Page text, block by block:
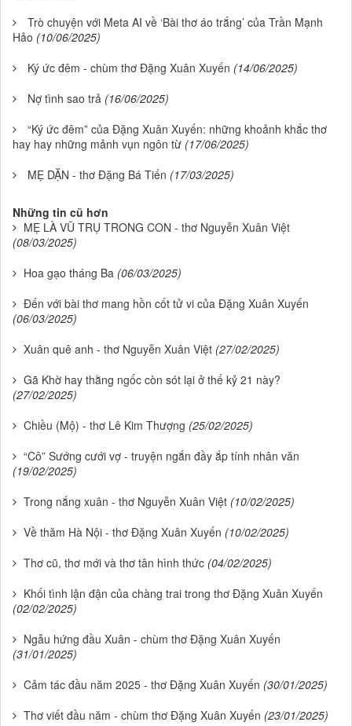
Trò chuyện với Meta AI về ‘Bài thơ áo trắng’ của Trần Mạnh
Hảo (10/06/2025)
Ký ức đêm - chùm thơ Đặng Xuân Xuyến (14/06/2025)
Nợ tình sao trả (16/06/2025)
“Ký ức đêm” của Đặng Xuân Xuyến: những khoảnh khắc thơ
hay hay những mảnh vụn ngôn từ (17/06/2025)
MẸ DẶN - thơ Đặng Bá Tiến (17/03/2025)
Những tin cũ hơn
MẸ LÀ VŨ TRỤ TRONG CON - thơ Nguyễn Xuân Việt
(08/03/2025)
Hoa gạo tháng Ba (06/03/2025)
Đến với bài thơ mang hồn cốt tử vi của Đặng Xuân Xuyến
(06/03/2025)
Xuân quê anh - thơ Nguyễn Xuân Việt (27/02/2025)
Gã Khờ hay thằng ngốc còn sót lại ở thế kỷ 21 này?
(27/02/2025)
Chiều (Mộ) - thơ Lê Kim Thượng (25/02/2025)
“Cô” Sướng cưới vợ - truyện ngắn đầy ắp tính nhân văn
(19/02/2025)
Trong nắng xuân - thơ Nguyễn Xuân Việt (10/02/2025)
Về thăm Hà Nội - thơ Đặng Xuân Xuyến (10/02/2025)
Thơ cũ, thơ mới và thơ tân hình thức (04/02/2025)
Khối tình lận đận của chàng trai trong thơ Đặng Xuân Xuyến
(02/02/2025)
Ngẫu hứng đầu Xuân - chùm thơ Đặng Xuân Xuyến
(31/01/2025)
Cảm tác đầu năm 2025 - thơ Đặng Xuân Xuyến (30/01/2025)
Thơ viết đầu năm - chùm thơ Đặng Xuân Xuyến (23/01/2025)